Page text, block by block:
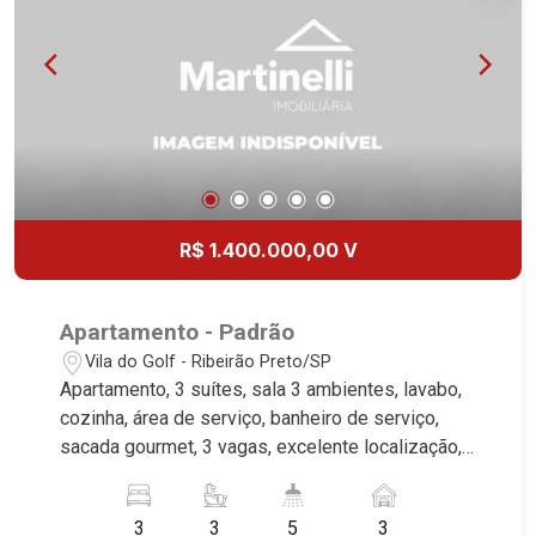
R$ 1.400.000,00 V
Apartamento - Padrão
Vila do Golf - Ribeirão Preto/SP
Apartamento, 3 suítes, sala 3 ambientes, lavabo,
cozinha, área de serviço, banheiro de serviço,
sacada gourmet, 3 vagas, excelente localização,
Imobiliária, referência no mercado imobiliário
3 3 5 3